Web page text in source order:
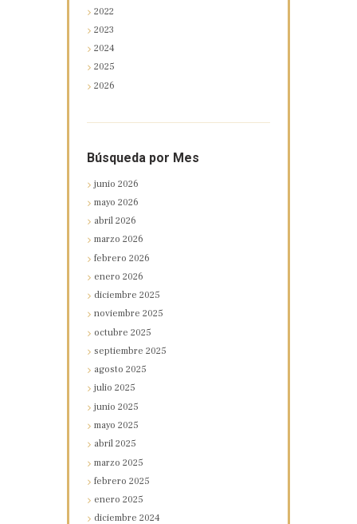
2022
2023
2024
2025
2026
Búsqueda por Mes
junio2026
mayo2026
abril2026
marzo2026
febrero2026
enero2026
diciembre2025
noviembre2025
octubre2025
septiembre2025
agosto2025
julio2025
junio2025
mayo2025
abril2025
marzo2025
febrero2025
enero2025
diciembre2024